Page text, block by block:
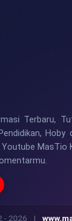
Terbaru,
Hoby
MasTio
- 2026 |